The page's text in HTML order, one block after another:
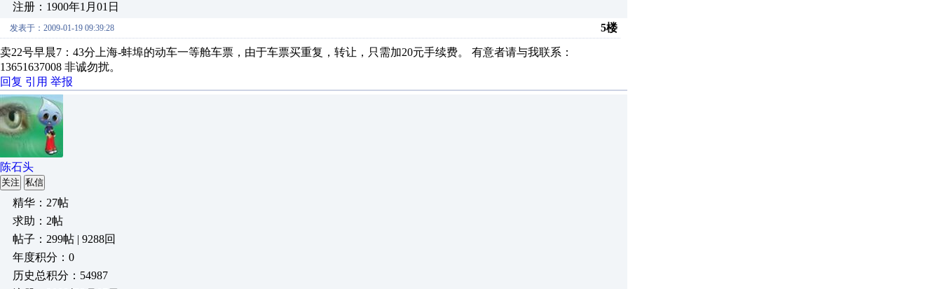
注册：1900年1月01日
发表于：2009-01-19 09:39:28 5楼
卖22号早晨7：43分上海-蚌埠的动车一等舱车票，由于车票买重复，转让，只需加20元手续费。 有意者请与我联系：
13651637008 非诚勿扰。
回复 引用 举报
陈石头
关注 私信
精华：27帖
求助：2帖
帖子：299帖 | 9288回
年度积分：0
历史总积分：54987